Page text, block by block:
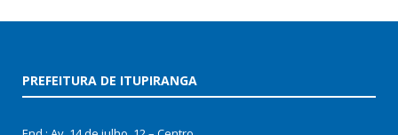
PREFEITURA DE ITUPIRANGA